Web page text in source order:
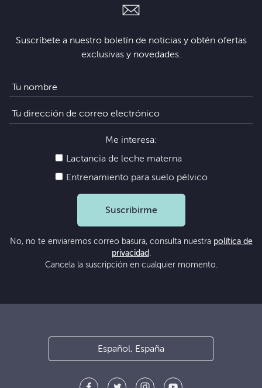
Suscríbete a nuestro boletín de noticias y obtén ofertas
exclusivas y novedades.
Me interesa:
Lactancia de leche materna
Entrenamiento para suelo pélvico
Suscribirme
No, no te enviaremos correo basura, consulta nuestra política de
privacidad .
Cancela la suscripción en cualquier momento.
Español, España